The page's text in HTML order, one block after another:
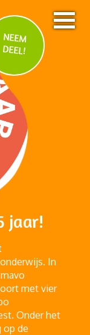
NEEM
DEEL!
jaar!
In
met vier
Onder het
op de